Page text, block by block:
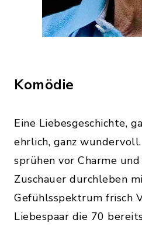
Komödie
Eine Liebesgeschichte,
ehrlich, ganz
sprühen vor Charme
Zuschauer durchleben
Gefühlsspektrum frisch
Liebespaar die 70